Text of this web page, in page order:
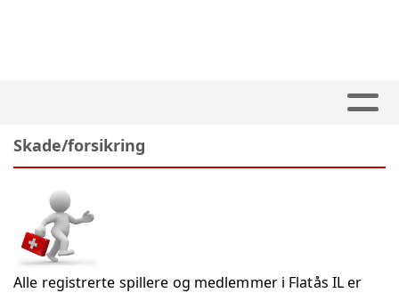
Skade/forsikring
Alle registrerte spillere og medlemmer i Flatås IL er